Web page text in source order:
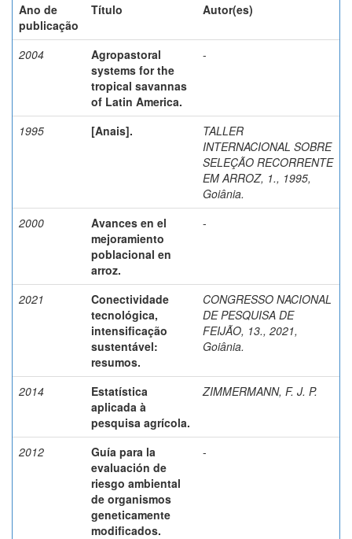
Ano de
publicação
Título Autor(es)
2004
Agropastoral
systems for the
tropical savannas
of Latin America.
-
1995 [Anais].
TALLER
INTERNACIONAL SOBRE
SELEÇÃO RECORRENTE
EM ARROZ, 1., 1995,
Goiânia.
2000
Avances en el
mejoramiento
poblacional en
arroz.
-
2021
Conectividade
tecnológica,
intensificação
sustentável:
resumos.
CONGRESSO NACIONAL
DE PESQUISA DE
FEIJÃO, 13., 2021,
Goiânia.
2014
Estatística
aplicada à
pesquisa agrícola.
ZIMMERMANN, F. J. P.
2012
Guía para la
evaluación de
riesgo ambiental
de organismos
geneticamente
modificados.
-